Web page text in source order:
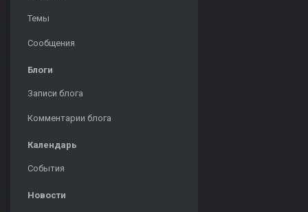
Темы
Сообщения
Блоги
Записи блога
Комментарии блога
Календарь
События
Новости